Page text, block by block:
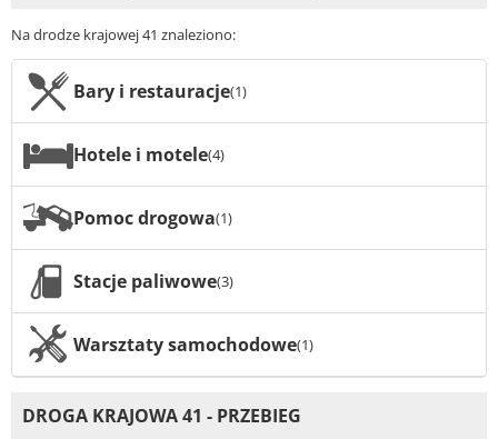
Na drodze krajowej 41 znaleziono:
Bary i restauracje(1)
Hotele i motele(4)
Pomoc drogowa(1)
Stacje paliwowe(3)
Warsztaty samochodowe(1)
DROGA KRAJOWA 41 - PRZEBIEG